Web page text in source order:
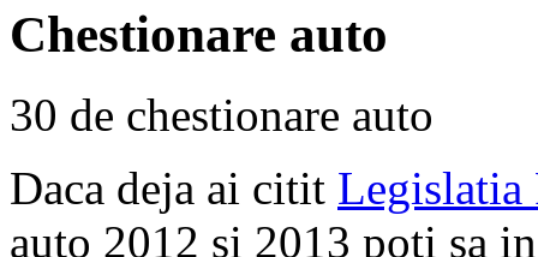
Chestionare auto
30 de chestionare auto
Daca deja ai citit Legislatia
auto 2012 si 2013 poti sa